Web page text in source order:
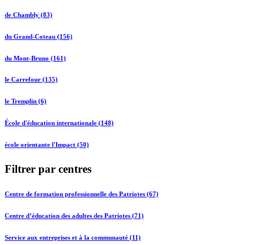
de Chambly (83)
du Grand-Coteau (156)
du Mont-Bruno (161)
le Carrefour (135)
le Tremplin (6)
École d'éducation internationale (148)
école orientante l'Impact (50)
Filtrer par centres
Centre de formation professionnelle des Patriotes (67)
Centre d’éducation des adultes des Patriotes (71)
Service aux entreprises et à la communauté (11)